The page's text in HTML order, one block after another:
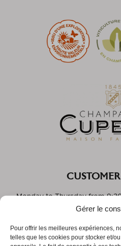
Gérer le
Pour offrir les meilleures expériences,
telles que les cookies pour stocker et/
Monday to Thursday from
2:30 PM to
Friday from 9:30
Phone:03